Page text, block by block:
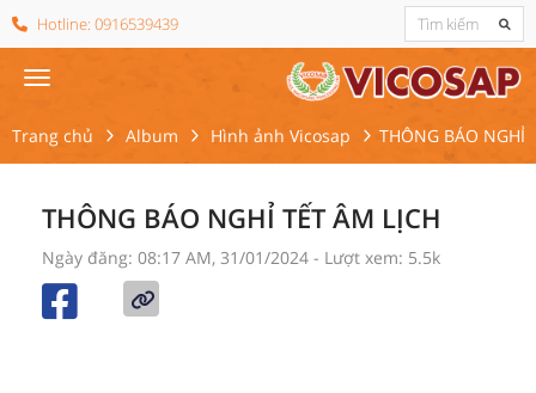
Hotline: 0916539439
Trang chủ Album Hình ảnh Vicosap THÔNG BÁO NGHỈ
THÔNG BÁO NGHỈ TẾT ÂM LỊCH
Ngày đăng: 08:17 AM, 31/01/2024 - Lượt xem: 5.5k